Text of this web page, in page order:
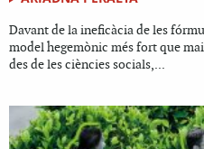
Davant de la ineficàcia de les
model hegemònic més fort que
des de les ciències socials,...